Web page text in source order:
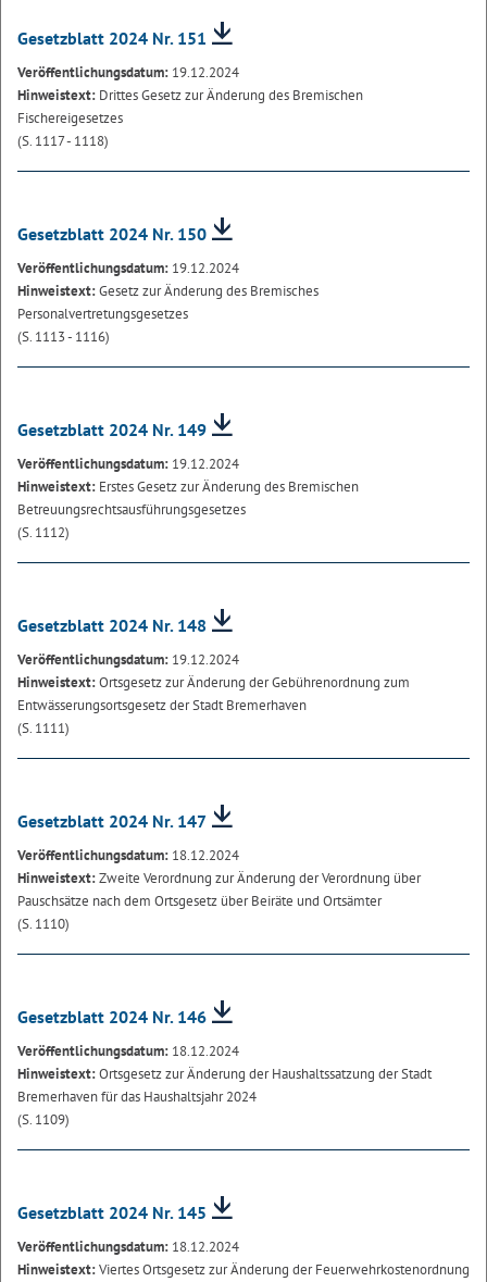
Gesetzblatt 2024 Nr. 151
Veröffentlichungsdatum: 19.12.2024
Hinweistext: Drittes Gesetz zur Änderung des Bremischen
Fischereigesetzes
(S. 1117 - 1118)
Gesetzblatt 2024 Nr. 150
Veröffentlichungsdatum: 19.12.2024
Hinweistext:Gesetz zur Änderung des Bremisches
Personalvertretungsgesetzes
(S. 1113 - 1116)
Gesetzblatt 2024 Nr. 149
Veröffentlichungsdatum: 19.12.2024
Hinweistext: Erstes Gesetz zur Änderung des Bremischen
Betreuungsrechtsausführungsgesetzes
(S. 1112)
Gesetzblatt 2024 Nr. 148
Veröffentlichungsdatum: 19.12.2024
Hinweistext:Ortsgesetz zur Änderung der Gebührenordnung zum
Entwässerungsortsgesetz der Stadt Bremerhaven
(S. 1111)
Gesetzblatt 2024 Nr. 147
Veröffentlichungsdatum: 18.12.2024
Hinweistext:Zweite Verordnung zur Änderung der Verordnung über
Pauschsätze nach dem Ortsgesetz über Beiräte und Ortsämter
(S. 1110)
Gesetzblatt 2024 Nr. 146
Veröffentlichungsdatum: 18.12.2024
Hinweistext:Ortsgesetz zur Änderung der Haushaltssatzung der Stadt
Bremerhaven für das Haushaltsjahr 2024
(S. 1109)
Gesetzblatt 2024 Nr. 145
Veröffentlichungsdatum: 18.12.2024
Hinweistext:Viertes Ortsgesetz zur Änderung der Feuerwehrkostenordnung